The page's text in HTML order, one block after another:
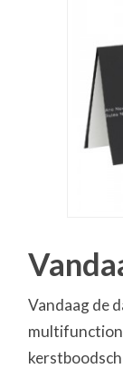
Vandaag de